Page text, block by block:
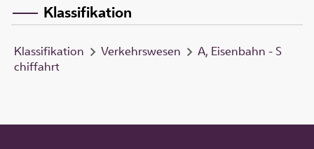
Klassifikation
Klassifikation Verkehrswesen
A, Eisenbahn - S
chiffahrt